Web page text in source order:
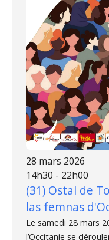
28 mars 2026
14h30 - 22h00
(31) Ostal de
las femnas
Le samedi 28 mars
l’Occitanie se